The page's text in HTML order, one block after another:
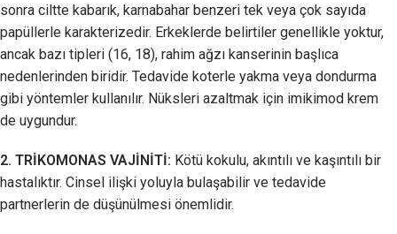
sonra ciltte kabarık, karnabahar benzeri tek veya çok sayıda
papüllerle karakterizedir. Erkeklerde belirtiler genellikle yoktur,
ancak bazı tipleri (16, 18), rahim ağzı kanserinin başlıca
nedenlerinden biridir. Tedavide koterle yakma veya dondurma
gibi yöntemler kullanılır. Nüksleri azaltmak için imikimod krem
de uygundur.
2. TRİKOMONAS VAJİNİTİ: Kötü kokulu, akıntılı ve kaşıntılı bir
hastalıktır. Cinsel ilişki yoluyla bulaşabilir ve tedavide
partnerlerin de düşünülmesi önemlidir.